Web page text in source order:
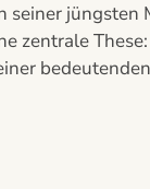
seiner
zentrale